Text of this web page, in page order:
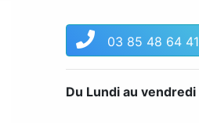
03 85 48 64 41
Du Lundi au vendredi